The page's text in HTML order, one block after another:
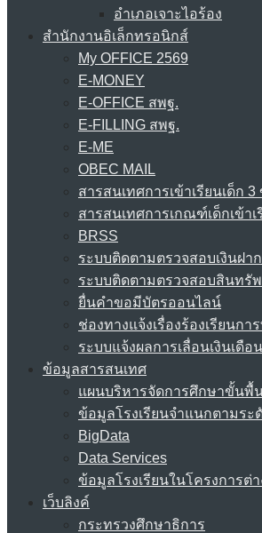
อำเภอเจาะไอร้อง
สำนักงานอิเล็กทรอนิกส์
My OFFICE 2569
E-MONEY
E-OFFICE สพฐ.
E-FILLING สพฐ.
E-ME
OBEC MAIL
สารสนเทศการเข้าเรียนเด็ก 3
สารสนเทศการเกณฑ์เด็กเข้าเ
BRSS
ระบบติดตามตรวจสอบเงินฝา
ระบบติดตามตรวจสอบสินทรั
ยื่นคำขอมีบัตรออนไลน์
ช่องทางแจ้งเรื่องร้องเรียนก
ระบบแจ้งผลการเลื่อนเงินเดื
ข้อมูลสารสนเทศ
แผนบริหารจัดการศึกษาขั้นพื้
ข้อมูลโรงเรียนจำแนกตามร
BigData
Data Services
ข้อมูลโรงเรียนในโครงการต่า
เว็บลิงค์
กระทรวงศึกษาธิการ